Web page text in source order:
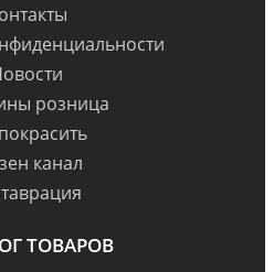
розница
канал
ТОВАРОВ